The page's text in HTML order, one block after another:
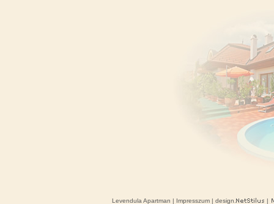
Levendula Apartman | Impresszum | design. |